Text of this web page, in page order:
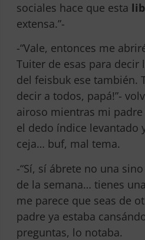
sociales hace que esta
extensa.”-
-“Vale, entonces me
Tuiter de esas para decir
del feisbuk ese también.
decir a todos, papá!”-
airoso mientras mi
el dedo índice levantado
ceja… buf, mal tema.
-“Sí, sí ábrete no una
de la semana… tienes
me parece que seas de
padre ya estaba
preguntas, lo notaba.